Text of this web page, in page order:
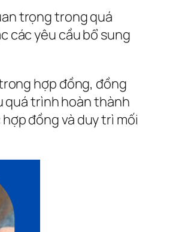
trọng trong quá
các yêu cầu bổ sung
hợp đồng, đồng
quá trình hoàn thành
đồng và duy trì mối